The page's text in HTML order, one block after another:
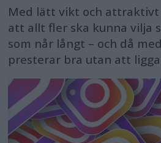
Med lätt vikt och attraktivt
att allt fler ska kunna vilja
som når långt – och då
presterar bra utan att